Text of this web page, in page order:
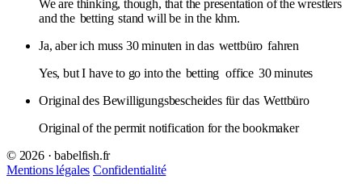
We are thinking, though, that the presentation of the wrestlers
and the betting stand will be in the khm.
Ja, aber ich muss 30 minuten in das wettbüro fahren
Yes, but I have to go into the betting office 30 minutes
Original des Bewilligungsbescheides für das Wettbüro
Original of the permit notification for the bookmaker
© 2026 · babelfish.fr
Mentions légales Confidentialité